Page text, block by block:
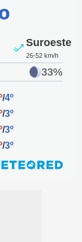
Suroeste
26-52 km/h
33%
/4º
/3º
/3º
/3º